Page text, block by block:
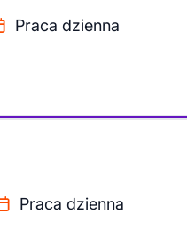
Praca dzienna
Praca dzienna